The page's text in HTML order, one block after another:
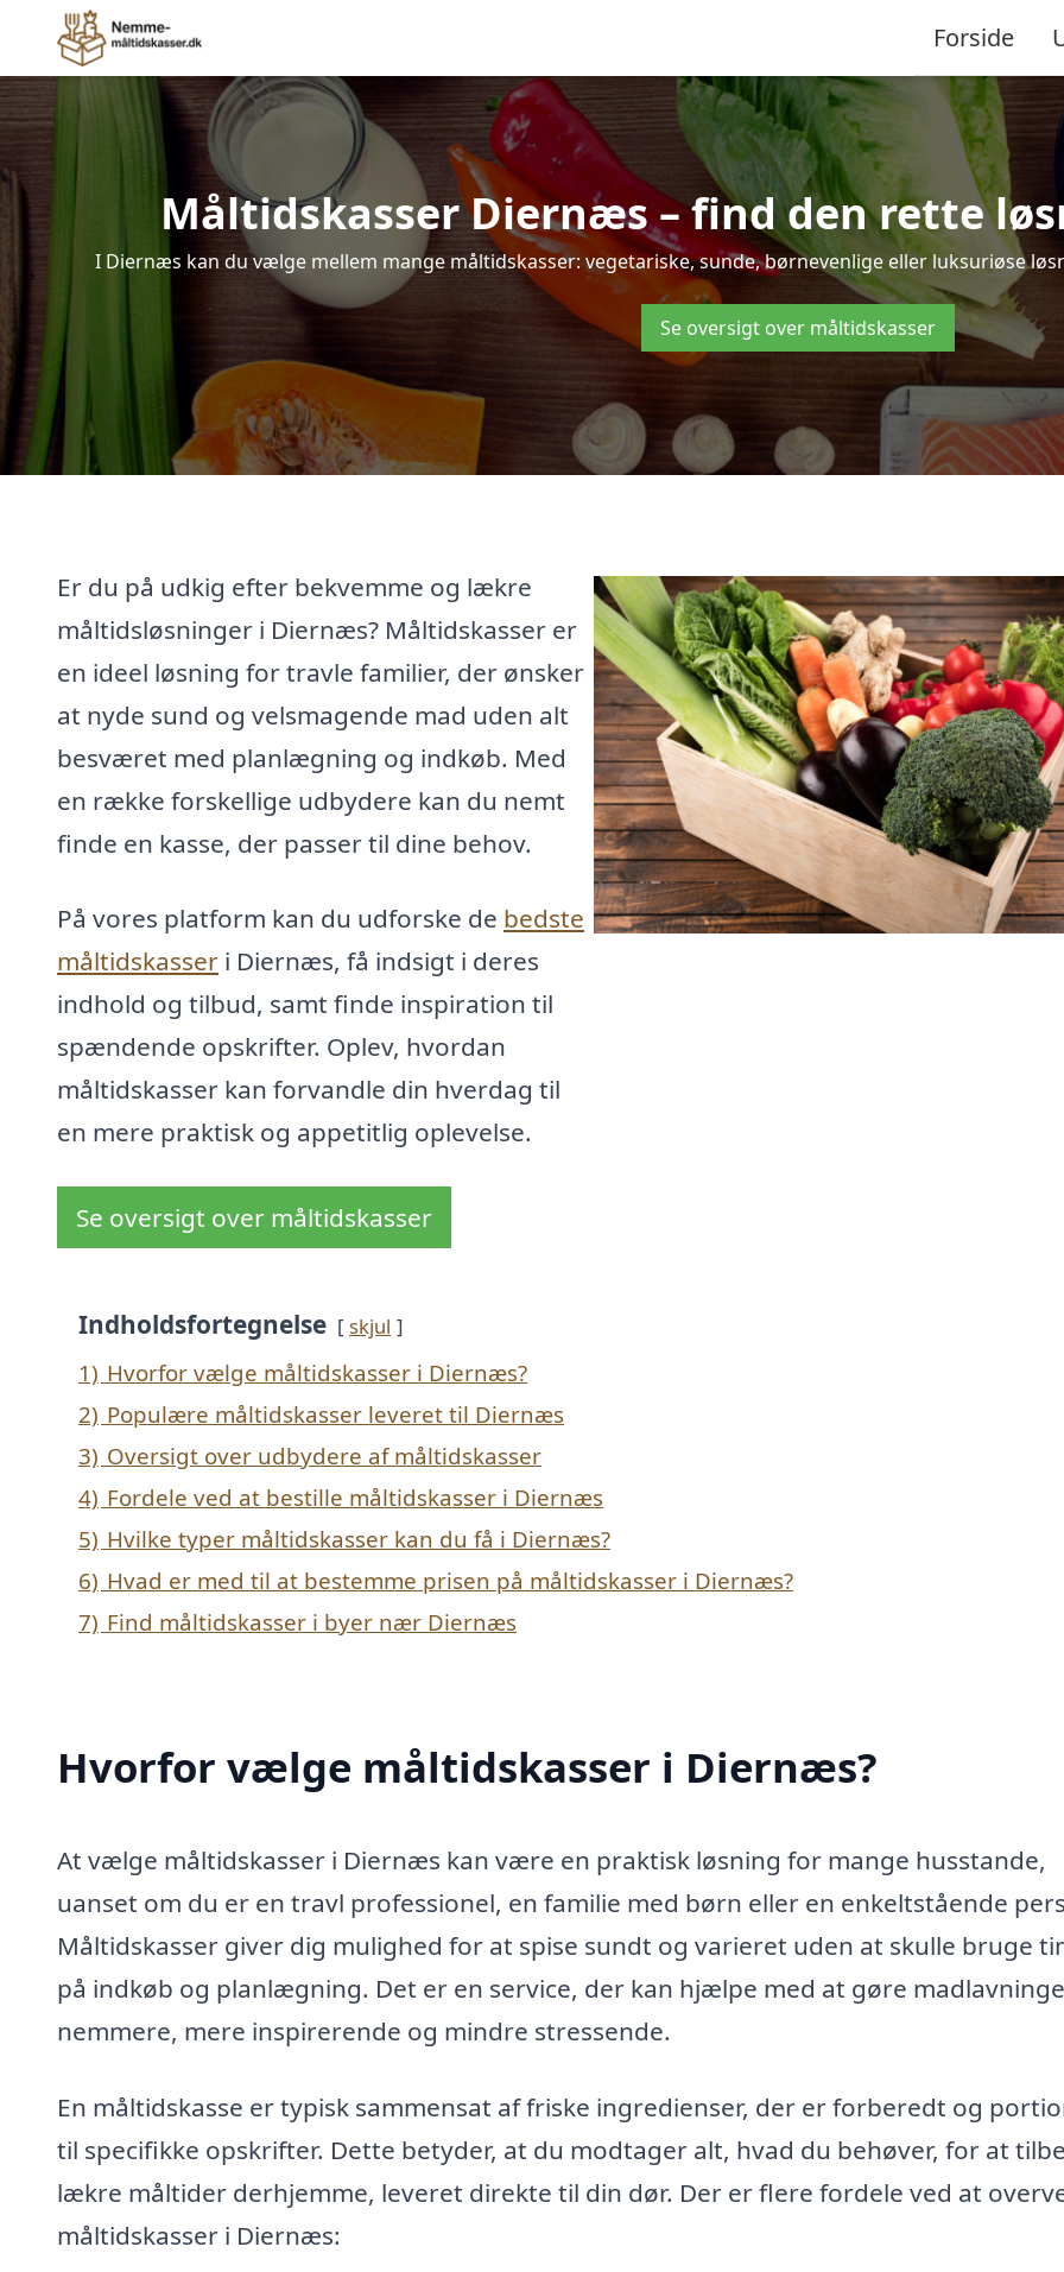
Forside
Måltidskasser Diernæs – find den rette
I Diernæs kan du vælge mellem mange måltidskasser: vegetariske, sunde, børnevenlige eller luksuriøse
Se oversigt over måltidskasser
Er du på udkig efter bekvemme og lækre
måltidsløsninger i Diernæs? Måltidskasser er
en ideel løsning for travle familier, der ønsker
at nyde sund og velsmagende mad uden alt
besværet med planlægning og indkøb. Med
en række forskellige udbydere kan du nemt
finde en kasse, der passer til dine behov.
På vores platform kan du udforske de bedste
måltidskasser i Diernæs, få indsigt i deres
indhold og tilbud, samt finde inspiration til
spændende opskrifter. Oplev, hvordan
måltidskasser kan forvandle din hverdag til
en mere praktisk og appetitlig oplevelse.
Se oversigt over måltidskasser
Indholdsfortegnelse skjul
1) Hvorfor vælge måltidskasser i Diernæs?
2) Populære måltidskasser leveret til Diernæs
3) Oversigt over udbydere af måltidskasser
4) Fordele ved at bestille måltidskasser i Diernæs
5) Hvilke typer måltidskasser kan du få i Diernæs?
6) Hvad er med til at bestemme prisen på måltidskasser i Diernæs?
7) Find måltidskasser i byer nær Diernæs
Hvorfor vælge måltidskasser i Diernæs?
At vælge måltidskasser i Diernæs kan være en praktisk løsning for mange husstande,
uanset om du er en travl professionel, en familie med børn eller en enkeltstående
Måltidskasser giver dig mulighed for at spise sundt og varieret uden at skulle bruge
på indkøb og planlægning. Det er en service, der kan hjælpe med at gøre
nemmere, mere inspirerende og mindre stressende.
En måltidskasse er typisk sammensat af friske ingredienser, der er forberedt og
til specifikke opskrifter. Dette betyder, at du modtager alt, hvad du behøver, for at
lækre måltider derhjemme, leveret direkte til din dør. Der er flere fordele ved at
måltidskasser i Diernæs: